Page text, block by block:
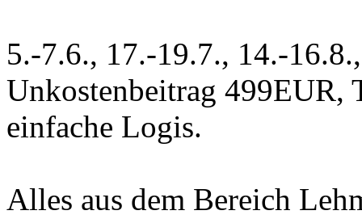
5.-7.6., 17.-19.7., 14.-
Unkostenbeitrag 499EUR,
einfache Logis.
Alles aus dem Bereich